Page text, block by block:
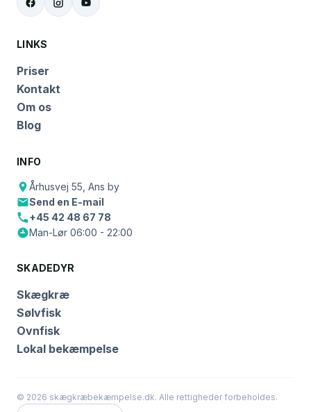
LINKS
Priser
Kontakt
Om os
Blog
INFO
Århusvej 55, Ans by
Send en E-mail
+45 42 48 67 78
Man-Lør 06:00 - 22:00
SKADEDYR
Skægkræ
Sølvfisk
Ovnfisk
Lokal bekæmpelse
© 2026 skægkræbekæmpelse.dk. Alle rettigheder forbeholdes.